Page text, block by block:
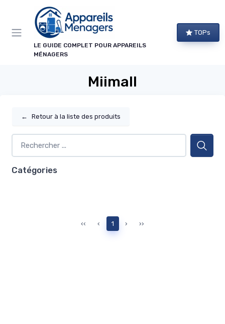
LE GUIDE COMPLET POUR APPAREILS
MÉNAGERS
TOPs
Miimall
← Retour à la liste des produits
Catégories
‹‹ ‹ 1 › ››
Panneau de gestion des cookies